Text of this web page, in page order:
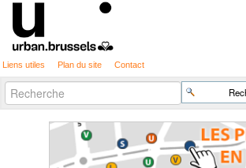
Liens utiles Plan du site Contact
Chercher par
Recherche
avancée…